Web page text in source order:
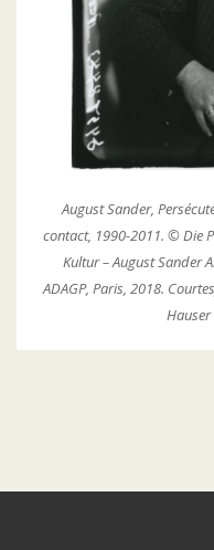
August Sander,
contact, 1990-2011. © Die
Kultur – August Sander
ADAGP, Paris, 2018.
Hauser